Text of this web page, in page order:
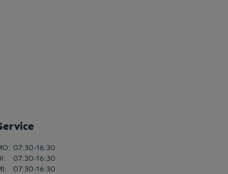
: 07:30-16:30
:
07:30-16:30
:
07:30-16:30